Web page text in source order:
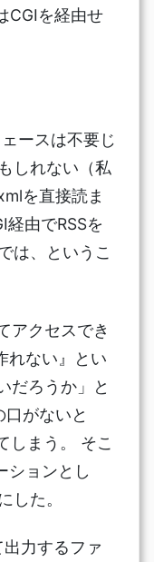
CGIを経由せ
ースは不要じ
しれない（私
を直接読ま
由でRSSを
は、というこ
アクセスでき
れない』とい
だろうか」と
がないと
しまう。 そこ
ションとし
した。
力するファ